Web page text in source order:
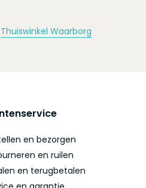
Thuiswinkel Waarborg
en bezorgen
en ruilen
en terugbetalen